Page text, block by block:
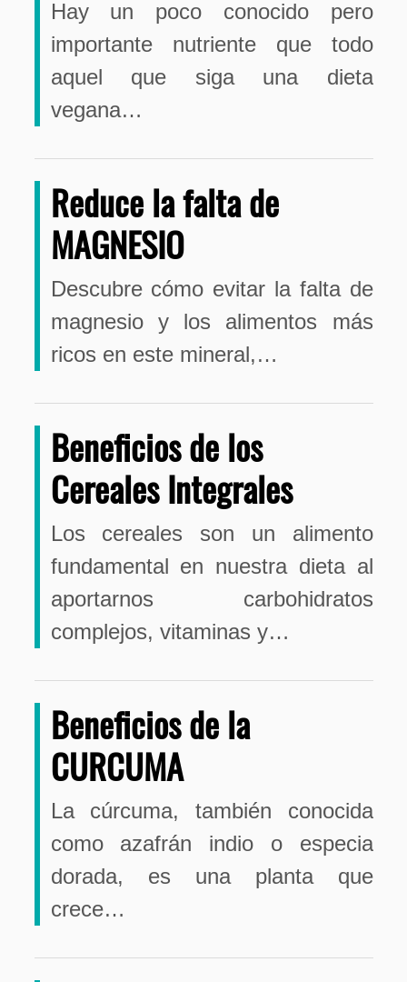
Hay un poco conocido pero
importante nutriente que todo
aquel que siga una dieta
vegana…
Reduce la falta de
MAGNESIO
Descubre cómo evitar la falta de
magnesio y los alimentos más
ricos en este mineral,…
Beneficios de los
Cereales Integrales
Los cereales son un alimento
fundamental en nuestra dieta al
aportarnos carbohidratos
complejos, vitaminas y…
Beneficios de la
CURCUMA
La cúrcuma, también conocida
como azafrán indio o especia
dorada, es una planta que
crece…